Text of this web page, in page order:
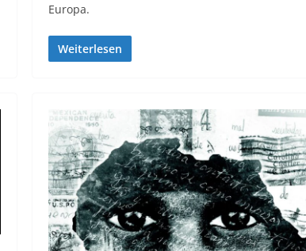
Europa.
Weiterlesen